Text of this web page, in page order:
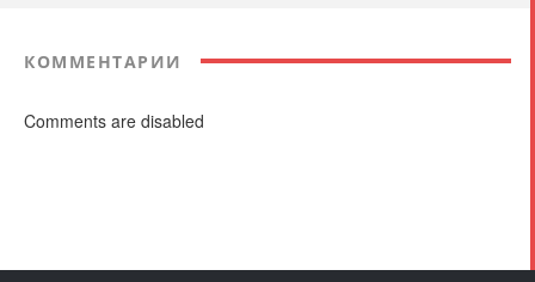
КОММЕНТАРИИ
Comments are disabled